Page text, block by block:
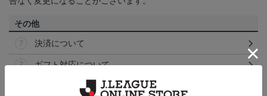
その他
決済について
ギフト対応について
ヘルプページ